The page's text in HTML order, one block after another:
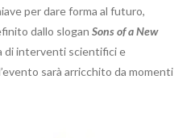
per dare forma al futuro,
dallo slogan Sons of a New
di interventi scientifici e
sarà arricchito da momenti